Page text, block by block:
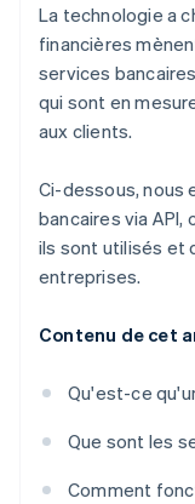
La technologie a
financières
services
qui sont en
aux clients.
Ci-dessous, nous
bancaires via
ils sont utilisés et
entreprises.
Contenu de cet
Qu'est-ce
Que sont les
Comment